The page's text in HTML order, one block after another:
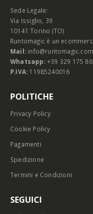
Sede Legale:
Via Issiglio, 39
10141 Torino (TO)
Runtomagic è un
Mail: info@runtomagic.com
Whatsapp: +39 329 175
P.IVA: 11985240016
POLITICHE
Privacy Policy
Cookie Policy
Pagamenti
Spedizione
Termini e Condizioni
SEGUICI